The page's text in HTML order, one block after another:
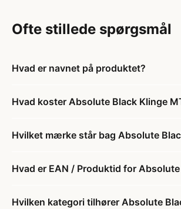
Ofte stillede spørgsmål
Hvad er navnet på produktet?
Hvad koster Absolute Black Klinge
Hvilket mærke står bag Absolute
Hvad er EAN / Produktid for
Hvilken kategori tilhører Absolute